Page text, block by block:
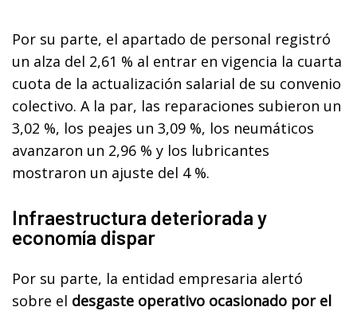
Por su parte, el apartado de personal registró
un alza del 2,61 % al entrar en vigencia la cuarta
cuota de la actualización salarial de su convenio
colectivo. A la par, las reparaciones subieron un
3,02 %, los peajes un 3,09 %, los neumáticos
avanzaron un 2,96 % y los lubricantes
mostraron un ajuste del 4 %.
Infraestructura deteriorada y
economía dispar
Por su parte, la entidad empresaria alertó
sobre el desgaste operativo ocasionado por el